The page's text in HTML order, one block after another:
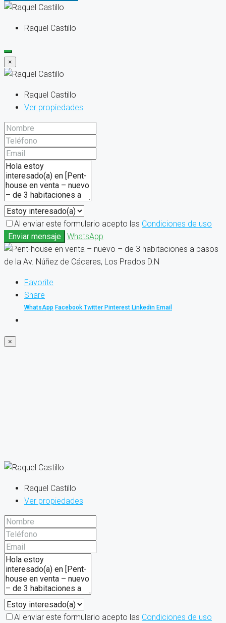
Raquel Castillo
×
Raquel Castillo
Ver propiedades
Al enviar este formulario acepto las Condiciones de uso
Enviar mensaje
WhatsApp
Favorite
Share
WhatsApp Facebook Twitter Pinterest Linkedin Email
×
Raquel Castillo
Ver propiedades
Al enviar este formulario acepto las Condiciones de uso